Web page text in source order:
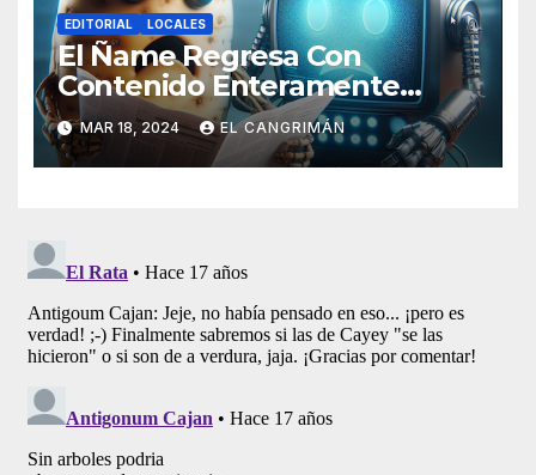
EDITORIAL LOCALES
El Ñame Regresa Con
Contenido Enteramente
Generado Por Inteligencia
Artificial
MAR 18, 2024 EL CANGRIMÁN